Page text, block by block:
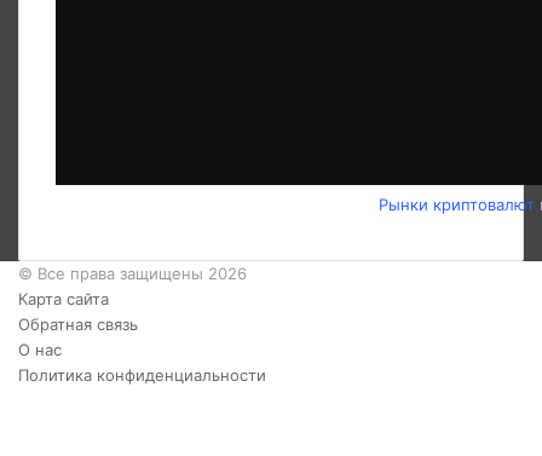
Рынки криптовалют
© Все права защищены 2026
Карта сайта
Обратная связь
О нас
Политика конфиденциальности